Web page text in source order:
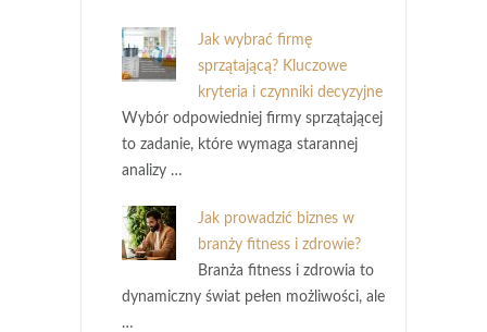
Jak wybrać firmę
sprzątającą? Kluczowe
kryteria i czynniki decyzyjne
Wybór odpowiedniej firmy sprzątającej
to zadanie, które wymaga starannej
analizy …
Jak prowadzić biznes w
branży fitness i zdrowie?
Branża fitness i zdrowia to
dynamiczny świat pełen możliwości, ale
…